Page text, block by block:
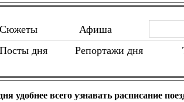
Сюжеты
Афиша
Посты дня
Репортажи дня
удобнее всего узнавать расписание